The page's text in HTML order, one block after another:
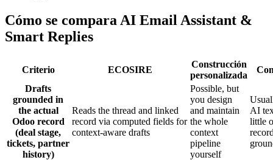
Cómo se compara AI Email Assistant &
Smart Replies
Criterio ECOSIRE
Construcción
personalizada
Drafts
grounded in
the actual
Odoo record
(deal stage,
tickets, partner
history)
Reads the thread and linked
record via computed fields for
context-aware drafts
Possible, but
you design
and maintain
the whole
context
pipeline
yourself
AI
little